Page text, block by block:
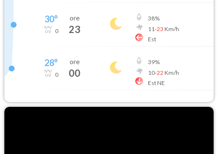
30°
0
ore
23
38%
11-23 Km/h
Est
28°
0
ore
00
39%
10-22 Km/h
Est NE